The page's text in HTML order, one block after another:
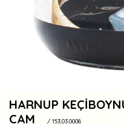
HARNUP
CAM
/ 153.03.0008